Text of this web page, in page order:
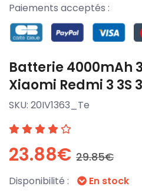
Paiements acceptés :
Batterie 4000mAh
Xiaomi Redmi 3 3S
SKU: 20IV1363_Te
23.88€ 29.85€
Disponibilité : En stock